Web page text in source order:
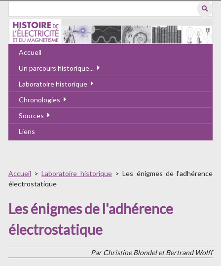
contenu
principal
Accueil
Un parcours historique...
Laboratoire historique
Chronologies
Sources
Liens
Accueil >Laboratoire historique>Les énigmes de l'adhérence
électrostatique
Les énigmes de l'adhérence
électrostatique
Par Christine Blondel et Bertrand Wolff